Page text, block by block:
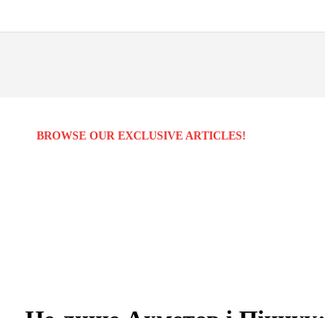
BROWSE OUR EXCLUSIVE ARTICLES!